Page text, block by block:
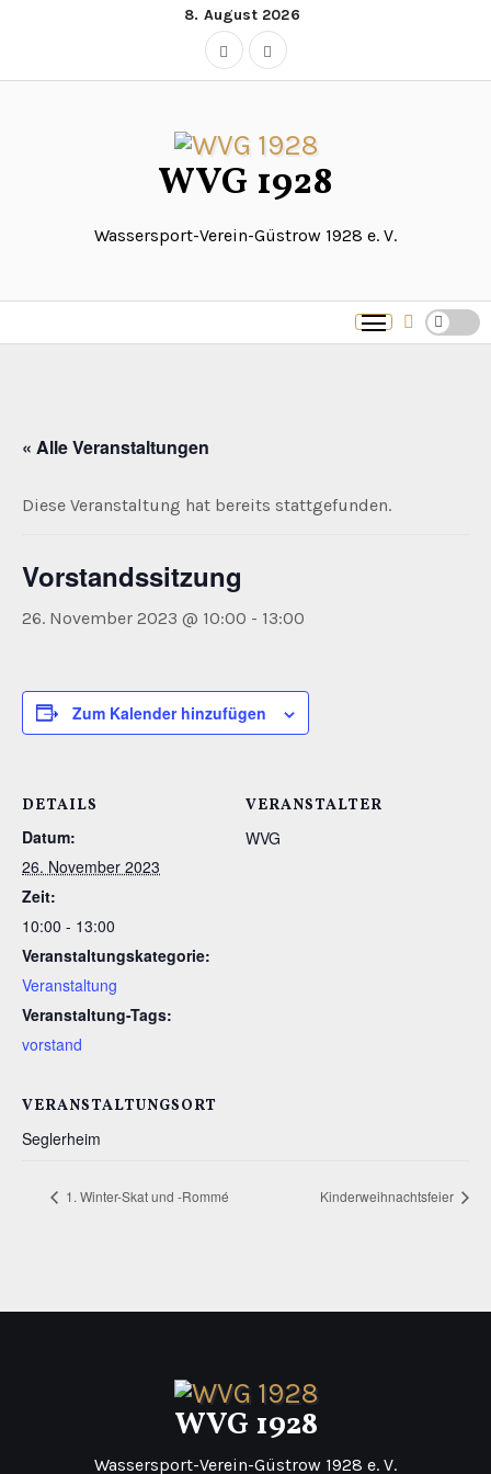
springen
8. August 2026
WVG 1928
Wassersport-Verein-Güstrow 1928 e. V.
« Alle Veranstaltungen
Diese Veranstaltung hat bereits stattgefunden.
Vorstandssitzung
26. November 2023 @ 10:00 - 13:00
Zum Kalender hinzufügen
DETAILS
Datum:
26. November 2023
Zeit:
10:00 - 13:00
Veranstaltungskategorie:
Veranstaltung
Veranstaltung-Tags:
vorstand
VERANSTALTER
WVG
VERANSTALTUNGSORT
Seglerheim
1. Winter-Skat und -Rommé Kinderweihnachtsfeier
WVG 1928
Wassersport-Verein-Güstrow 1928 e. V.